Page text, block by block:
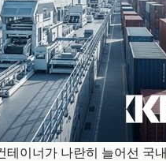
이너가 나란히 늘어선 국